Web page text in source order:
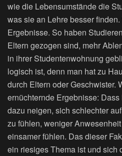
wie die Lebensumstände die
was sie an Lehre besser
Ergebnisse. So haben
Eltern gezogen sind, mehr
in ihrer Studentenwohnung
logisch ist, denn man hat zu
durch Eltern oder Geschwister.
ernüchternde Ergebnisse:
dazu neigen, sich schlechter
zu fühlen, weniger
einsamer fühlen. Das dieser
ein riesiges Thema ist und sich